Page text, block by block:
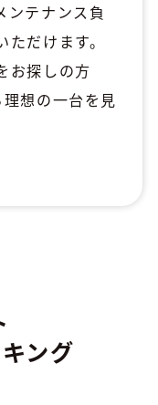
ンテナンス負
だけます。
お探しの方
想の一台を見
ング